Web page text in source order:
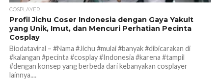
COSPLAYER
Profil Jichu Coser Indonesia dengan Gaya Yakult
yang Unik, Imut, dan Mencuri Perhatian Pecinta
Cosplay
Biodataviral – #Nama #Jichu #mulai #banyak #dibicarakan di
#kalangan #pecinta #cosplay #Indonesia #karena #tampil
#dengan konsep yang berbeda dari kebanyakan cosplayer
lainnya....